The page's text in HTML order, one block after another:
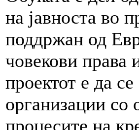
на јавноста во
поддржан од
човекови
проектот е да
организации со
процесите на